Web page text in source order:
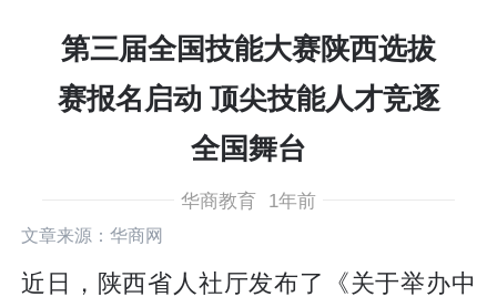
第三届全国技能大赛陕西选拔
赛报名启动 顶尖技能人才竞逐
全国舞台
华商教育 1年前
文章来源：华商网
近日，陕西省人社厅发布了《关于举办中